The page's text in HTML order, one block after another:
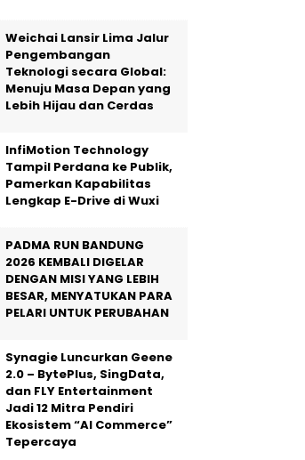
Weichai Lansir Lima Jalur
Pengembangan
Teknologi secara Global:
Menuju Masa Depan yang
Lebih Hijau dan Cerdas
InfiMotion Technology
Tampil Perdana ke Publik,
Pamerkan Kapabilitas
Lengkap E-Drive di Wuxi
PADMA RUN BANDUNG
2026 KEMBALI DIGELAR
DENGAN MISI YANG LEBIH
BESAR, MENYATUKAN PARA
PELARI UNTUK PERUBAHAN
Synagie Luncurkan Geene
2.0 – BytePlus, SingData,
dan FLY Entertainment
Jadi 12 Mitra Pendiri
Ekosistem “AI Commerce”
Tepercaya